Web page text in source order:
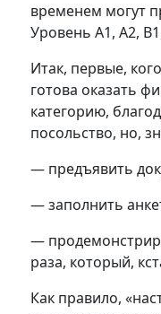
временем могут
Уровень А1, А2,
Итак, первые,
готова оказать
категорию,
посольство, но,
— предъявить
— заполнить
—
раза, который,
Как правило,